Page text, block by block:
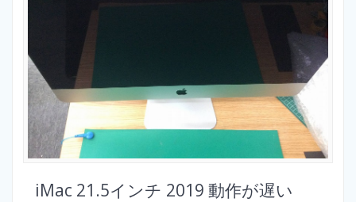
iMac 21.5インチ 2019 動作が遅い